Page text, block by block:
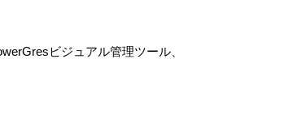
ビジュアル管理ツール、